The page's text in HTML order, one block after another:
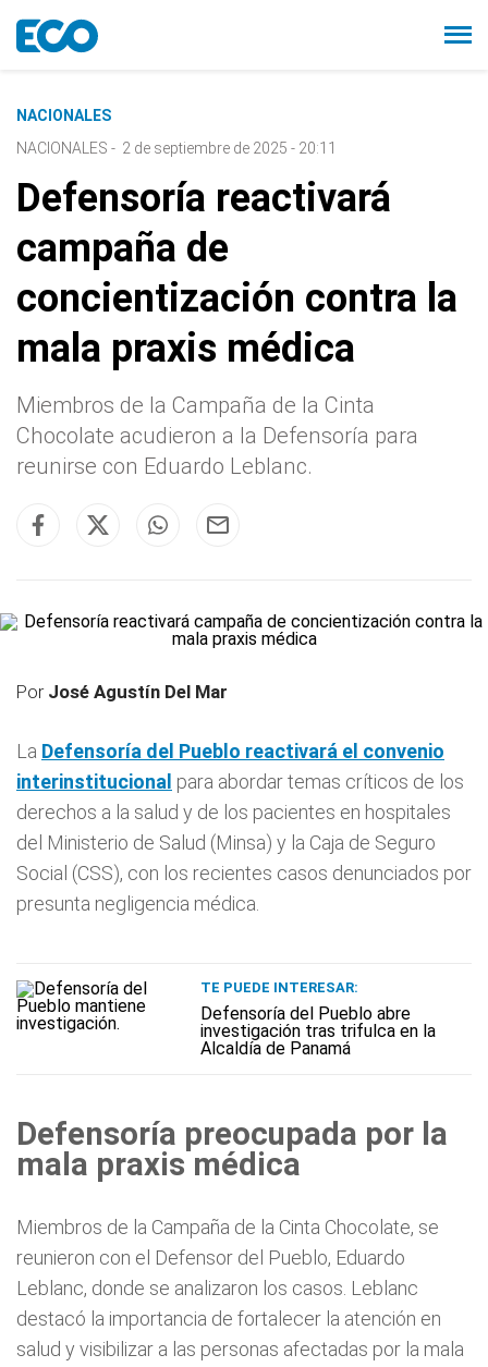
NACIONALES
NACIONALES - 2 de septiembre de 2025 - 20:11
Defensoría reactivará
campaña de
concientización contra la
mala praxis médica
Miembros de la Campaña de la Cinta
Chocolate acudieron a la Defensoría para
reunirse con Eduardo Leblanc.
Por José Agustín Del Mar
La Defensoría del Pueblo reactivará el convenio
interinstitucional para abordar temas críticos de los
derechos a la salud y de los pacientes en hospitales
del Ministerio de Salud (Minsa) y la Caja de Seguro
Social (CSS), con los recientes casos denunciados por
presunta negligencia médica.
TE PUEDE INTERESAR:
Defensoría del Pueblo abre
investigación tras trifulca en la
Alcaldía de Panamá
Defensoría preocupada por la
mala praxis médica
Miembros de la Campaña de la Cinta Chocolate, se
reunieron con el Defensor del Pueblo, Eduardo
Leblanc, donde se analizaron los casos. Leblanc
destacó la importancia de fortalecer la atención en
salud y visibilizar a las personas afectadas por la mala